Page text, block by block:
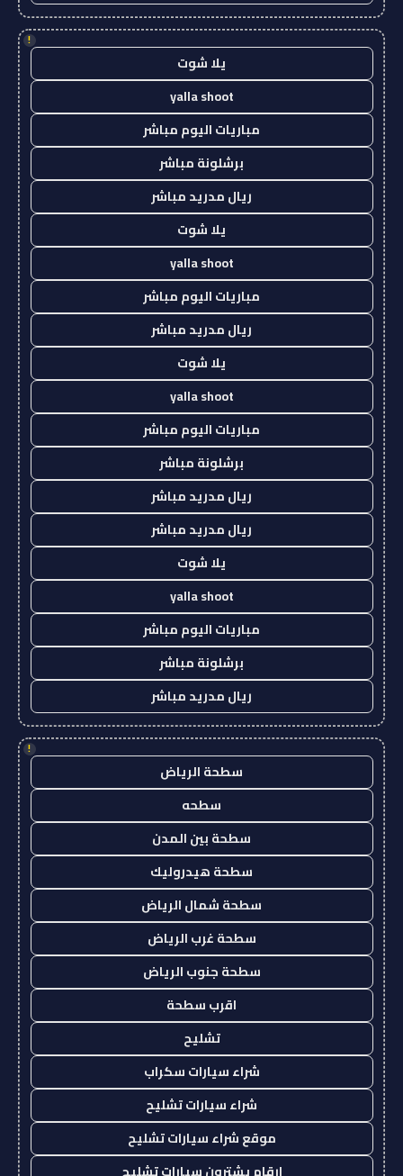
!
يلا شوت
yalla shoot
مباريات اليوم مباشر
برشلونة مباشر
ريال مدريد مباشر
يلا شوت
yalla shoot
مباريات اليوم مباشر
ريال مدريد مباشر
يلا شوت
yalla shoot
مباريات اليوم مباشر
برشلونة مباشر
ريال مدريد مباشر
ريال مدريد مباشر
يلا شوت
yalla shoot
مباريات اليوم مباشر
برشلونة مباشر
ريال مدريد مباشر
!
سطحة الرياض
سطحه
سطحة بين المدن
سطحة هيدروليك
سطحة شمال الرياض
سطحة غرب الرياض
سطحة جنوب الرياض
اقرب سطحة
تشليح
شراء سيارات سكراب
شراء سيارات تشليح
موقع شراء سيارات تشليح
ارقام يشترون سيارات تشليح